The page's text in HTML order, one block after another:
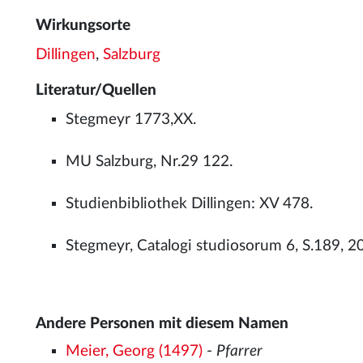
Wirkungsorte
Dillingen, Salzburg
Literatur/Quellen
Stegmeyr 1773,XX.
MU Salzburg, Nr.29 122.
Studienbibliothek Dillingen: XV 478.
Stegmeyr, Catalogi studiosorum 6, S.189,
Andere Personen mit diesem Namen
Meier, Georg (1497) - Pfarrer